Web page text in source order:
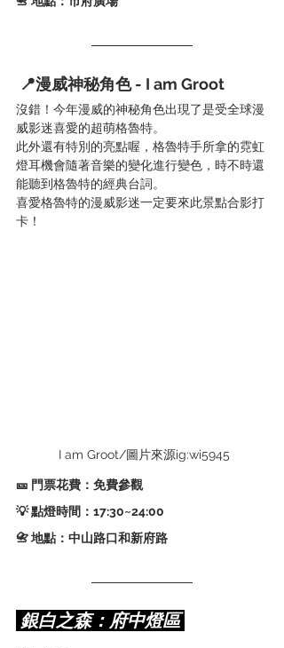
📍漫威神秘角色 - I am Groot
沒錯！今年漫威的神秘角色出現了是受全球漫
威影迷喜愛的超萌格魯特。
此外還有特別的亮點喔，格魯特手所拿的霓虹
燈耳機會隨著音樂的變化進行變色，時不時還
能聽到格魯特的經典台詞。
喜愛格魯特的漫威影迷一定要來此景點合影打
卡！
I am Groot/圖片來源ig:wi5945
🎫 門票花費：免費參觀
💡 點燈時間：17:30~24:00
📇 地點：中山路口和新府路
銀白之森：府中燈區